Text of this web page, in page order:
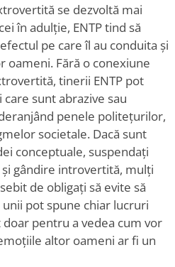
se dezvoltă mai
în adulție, ENTP tind să
pe care îl au conduita și
oameni. Fără o conexiune
tinerii ENTP pot
sunt abrazive sau
penele politețurilor,
societale. Dacă sunt
conceptuale, suspendați
gândire introvertită, mulți
de obligați să evite să
pot spune chiar lucruri
pentru a vedea cum vor
altor oameni ar fi un